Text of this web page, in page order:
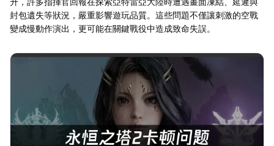
封包遺失等狀況，嚴重影響遊玩品質。這些問題不僅讓刺激的空戰
變成慢動作演出，更可能在關鍵戰役中造成致命失誤。